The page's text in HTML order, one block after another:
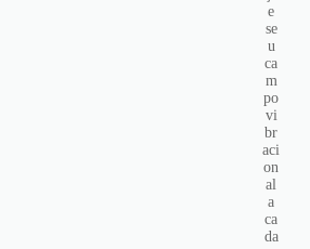
e
se
u
ca
m
po
vi
br
aci
on
al
a
ca
da